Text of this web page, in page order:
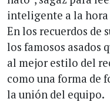
inteligente a la
En los recuerdos de
los famosos asados
al mejor estilo del
como una forma de
la unión del equipo.